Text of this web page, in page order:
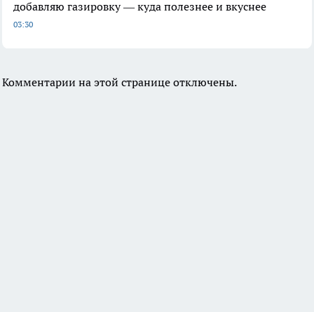
добавляю газировку — куда полезнее и вкуснее
03:30
Комментарии на этой странице отключены.